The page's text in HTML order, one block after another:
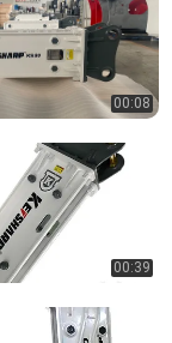
00:08
00:39